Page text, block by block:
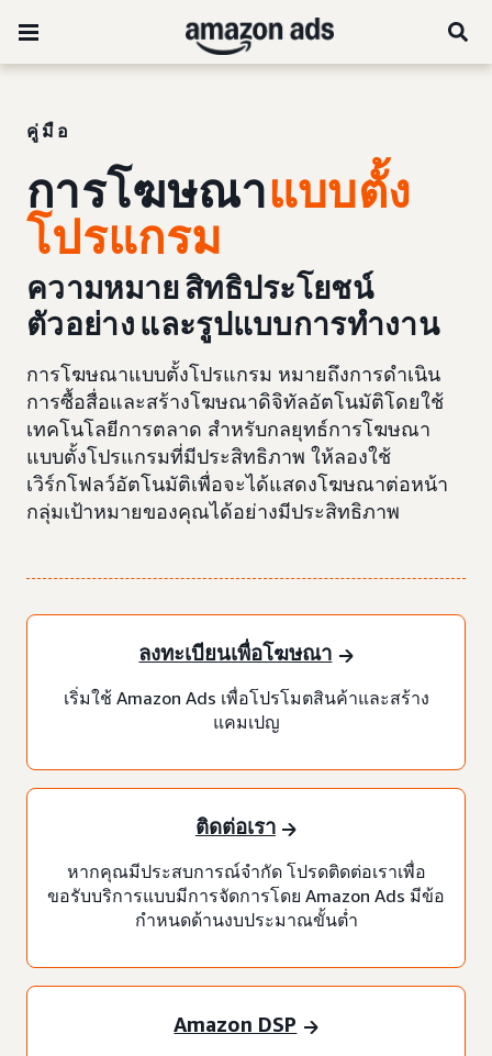
คู่มือ
การโฆษณาแบบตั้ง
โปรแกรม
ความหมาย สิทธิประโยชน์
ตัวอย่าง และรูปแบบการทำงาน
การโฆษณาแบบตั้งโปรแกรม หมายถึงการดำเนิน
การซื้อสื่อและสร้างโฆษณาดิจิทัลอัตโนมัติโดยใช้
เทคโนโลยีการตลาด สำหรับกลยุทธ์การโฆษณา
แบบตั้งโปรแกรมที่มีประสิทธิภาพ ให้ลองใช้
เวิร์กโฟลว์อัตโนมัติเพื่อจะได้แสดงโฆษณาต่อหน้า
กลุ่มเป้าหมายของคุณได้อย่างมีประสิทธิภาพ
ลงทะเบียนเพื่อโฆษณา
เริ่มใช้ Amazon Ads เพื่อโปรโมตสินค้าและสร้าง
แคมเปญ
ติดต่อเรา
หากคุณมีประสบการณ์จำกัด โปรดติดต่อเราเพื่อ
ขอรับบริการแบบมีการจัดการโดย Amazon Ads มีข้อ
กำหนดด้านงบประมาณขั้นต่ำ
Amazon DSP